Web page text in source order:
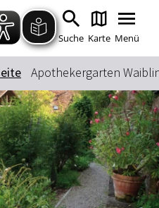
Zum Hauptinhalt springen
Zur Suche springen
Zur Hauptnavigation
Zum Footer springen
Suche Karte Menü
Events & Tickets
Erlebnisse
Apothekergarten